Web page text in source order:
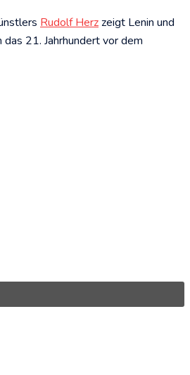
Rudolf Herzzeigt Lenin und
21. Jahrhundert vor dem